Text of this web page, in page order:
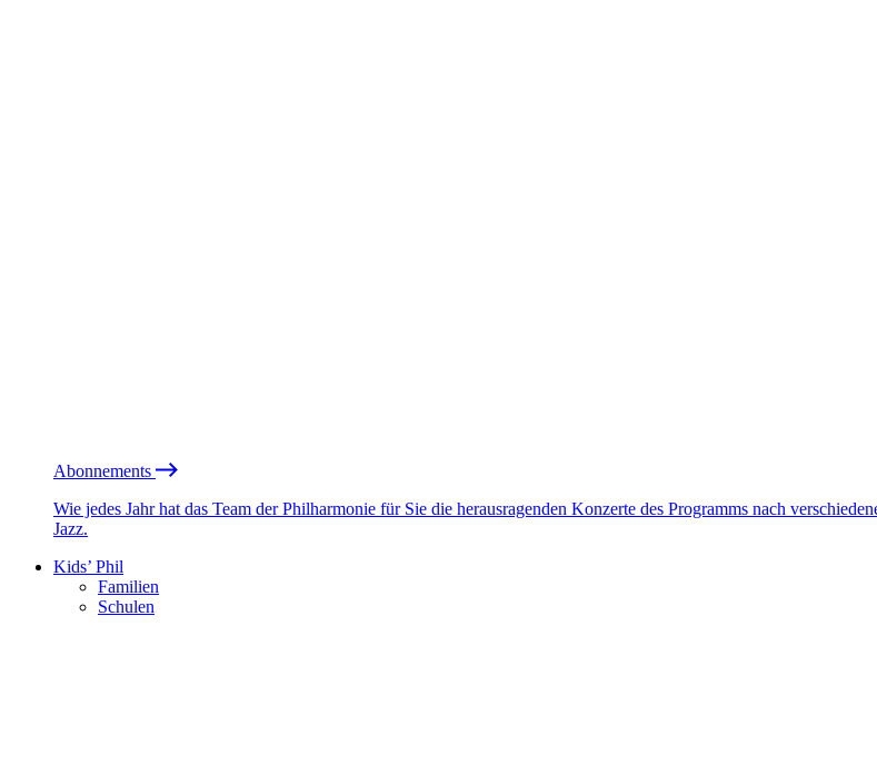
Abonnements
Wie jedes Jahr hat das Team der Philharmonie für Sie die herausragenden Konzerte des Programms nach
Jazz.
Kids’ Phil
Familien
Schulen